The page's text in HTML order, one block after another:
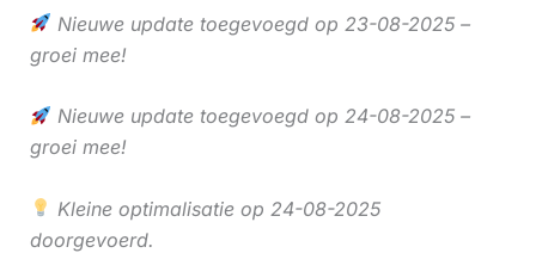
Nieuwe update toegevoegd op 23-08-2025 –
groei mee!
Nieuwe update toegevoegd op 24-08-2025 –
groei mee!
Kleine optimalisatie op 24-08-2025
doorgevoerd.